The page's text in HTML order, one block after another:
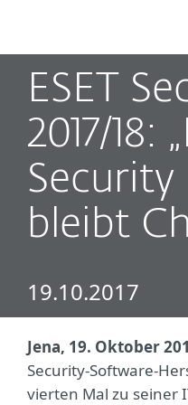
ESET
2017/18:
Security
bleibt
19.10.2017
Jena, 19. Oktober
Security-Software-
vierten Mal zu seiner